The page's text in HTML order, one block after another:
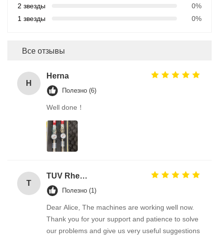
2 звезды
0%
1 звезды
0%
Все отзывы
H
Herna
Полезно (6)
Well done！
T
TUV Rheinland
Полезно (1)
Dear Alice, The machines are working well now.
Thank you for your support and patience to solve
our problems and give us very useful suggestions